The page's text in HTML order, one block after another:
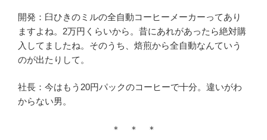
開発：臼ひきのミルの全自動コーヒーメーカーってあり
ますよね。2万円くらいから。昔にあれがあったら絶対購
入してましたね。そのうち、焙煎から全自動なんていう
のが出たりして。
社長：今はもう20円パックのコーヒーで十分。違いがわ
からない男。
＊ ＊ ＊